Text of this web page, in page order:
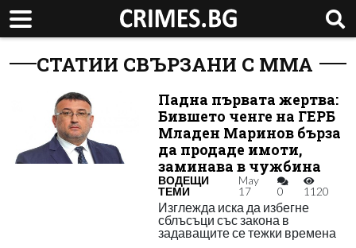
СТАТИИ СВЪРЗАНИ С ММА
Падна първата жертва:
Бившето ченге на ГЕРБ
Младен Маринов бърза
да продаде имоти,
заминава в чужбина
ВОДЕЩИ
ТЕМИ
May
17
0 1120
Изглежда иска да избегне
сблъсъци със закона в
задаващите се тежки времена